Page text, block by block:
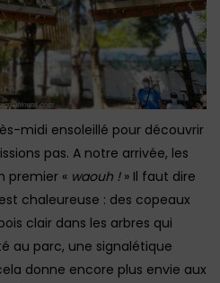
midi ensoleillé pour découvrir
pas. A notre arrivée, les
premier « waouh !» Il faut dire
chaleureuse : des copeaux
clair dans les arbres qui
au parc, une signalétique
donne encore plus envie aux